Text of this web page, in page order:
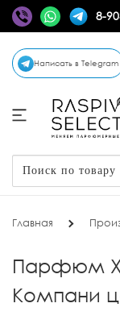
8-
Написать в Telegram
Главная
Парфюм
Компани